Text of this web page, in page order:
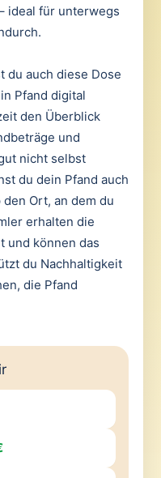
ideal für unterwegs
du auch diese Dose
Pfand digital
den Überblick
und
nicht selbst
du dein Pfand auch
Ort, an dem du
erhalten die
und können das
du Nachhaltigkeit
die Pfand